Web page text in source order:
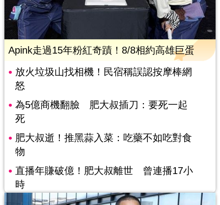
Apink走過15年粉紅奇蹟！8/8相約高雄巨蛋
放火垃圾山找相機！民宿稱誤認按摩棒網
怒
為5億商機翻臉 肥大叔插刀：要死一起
死
肥大叔逝！推黑蒜入菜：吃藥不如吃對食
物
直播年賺破億！肥大叔離世 曾連播17小
時